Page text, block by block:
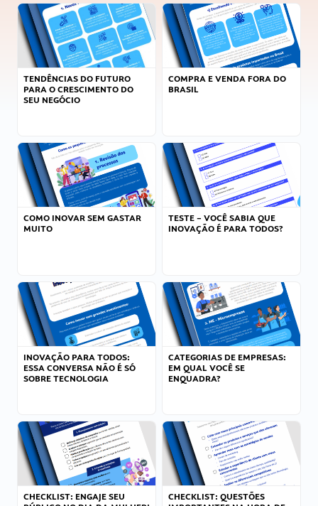
TENDÊNCIAS DO FUTURO
PARA O CRESCIMENTO DO
SEU NEGÓCIO
COMPRA E VENDA FORA DO
BRASIL
COMO INOVAR SEM GASTAR
MUITO
TESTE – VOCÊ SABIA QUE
INOVAÇÃO É PARA TODOS?
INOVAÇÃO PARA TODOS:
ESSA CONVERSA NÃO É SÓ
SOBRE TECNOLOGIA
CATEGORIAS DE EMPRESAS:
EM QUAL VOCÊ SE
ENQUADRA?
CHECKLIST: ENGAJE SEU
CHECKLIST: QUESTÕES